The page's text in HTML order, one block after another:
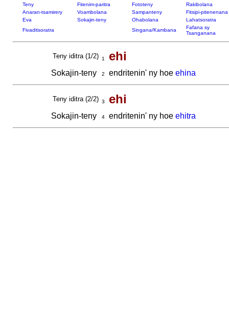
Teny Fitenim-paritra Fototeny
Rakibolana
Anaran-tsamirery
Voambolana Sampanteny
Fitsipi-pitenenana
Eva
Sokajin-teny Ohabolana
Lahatsoratra
Fivaditsoratra
Singana/Kambana
Fafana sy
Tsanganana
Teny iditra (1/2) 1 ehi
Sokajin-teny 2 endritenin' ny hoe ehina
Teny iditra (2/2) 3 ehi
Sokajin-teny 4endritenin' ny hoe ehitra